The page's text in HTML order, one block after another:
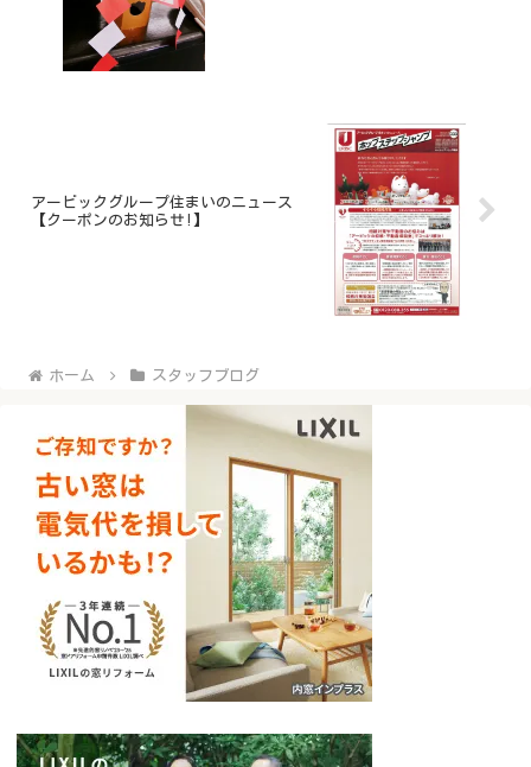
アービックグループ住まいのニュース
【クーポンのお知らせ!】
ホーム スタッフブログ